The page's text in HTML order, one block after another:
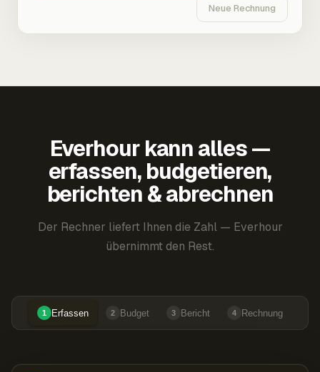
Neue Rechnung
Everhour kann alles —
erfassen, budgetieren,
berichten & abrechnen
Der Rechner liefert Ihnen die Zahl — Everhour
übernimmt den Rest.
1 Erfassen 2 Budget 3 Bericht 4 Rechnung